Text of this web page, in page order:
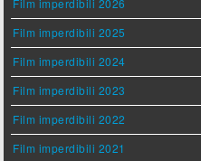
Film imperdibili 2025
Film imperdibili 2024
Film imperdibili 2023
Film imperdibili 2022
Film imperdibili 2021